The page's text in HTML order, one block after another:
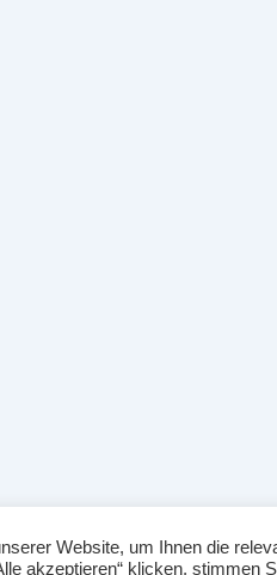
Website, um Ihnen die
akzeptieren“ klicken,